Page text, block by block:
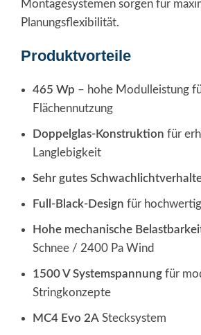
Montagesystemen sorgen für
Planungsflexibilität.
Produktvorteile
465 Wp – hohe Modulleistung
Flächennutzung
Doppelglas-Konstruktion für
Langlebigkeit
Sehr gutes
Full-Black-Design für
Hohe mechanische
Schnee / 2400 Pa Wind
1500 V Systemspannung für
Stringkonzepte
MC4 Evo 2A Stecksystem